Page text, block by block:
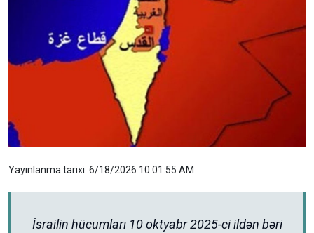
Yayınlanma tarixi: 6/18/2026 10:01:55 AM
İsrailin hücumları 10 oktyabr 2025-ci ildən bəri